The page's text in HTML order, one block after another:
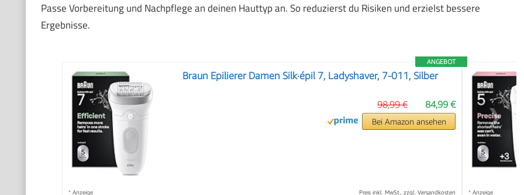
Passe Vorbereitung und Nachpflege an deinen Hauttyp an. So reduzierst du Risiken und erzielst bessere
Ergebnisse.
ANGEBOT
Braun Epilierer Damen Silk·épil 7, Ladyshaver, 7-011, Silber
84,99 €
98,99 €
Bei Amazon ansehen
* Anzeige Preis inkl. MwSt., zzgl. Versandkosten * Anzeige
❯